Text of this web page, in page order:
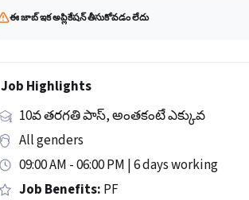
ఈ జాబ్ ఇక అప్లికేషన్ తీసుకోవడం లేదు
Job Highlights
10వ తరగతి పాస్, అంతకంటే ఎక్కువ
All genders
09:00 AM - 06:00 PM | 6 days working
Job Benefits: PF